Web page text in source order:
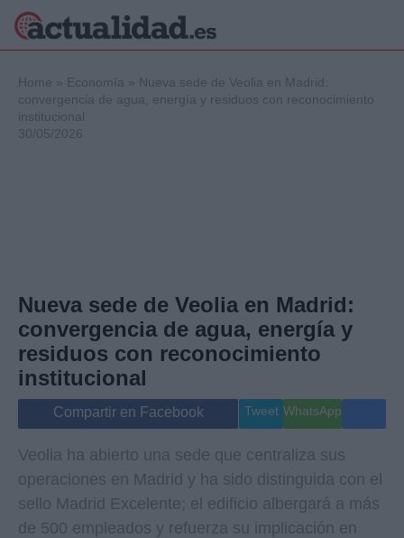
Viajes
Gente
Musica
Home » Economía » Nueva sede de Veolia en Madrid:
convergencia de agua, energía y residuos con reconocimiento
institucional
30/05/2026
Nueva sede de Veolia en Madrid:
convergencia de agua, energía y
residuos con reconocimiento
institucional
Compartir en Facebook Tweet WhatsApp
Veolia ha abierto una sede que centraliza sus
operaciones en Madrid y ha sido distinguida con el
sello Madrid Excelente; el edificio albergará a más
de 500 empleados y refuerza su implicación en